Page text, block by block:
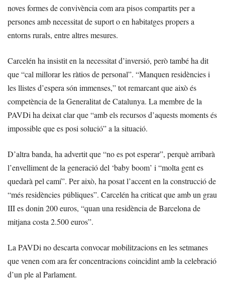
noves formes de convivència com ara pisos compartits per a
persones amb necessitat de suport o en habitatges propers a
entorns rurals, entre altres mesures.
Carcelén ha insistit en la necessitat d’inversió, però també ha dit
que “cal millorar les ràtios de personal”. “Manquen residències i
les llistes d’espera són immenses,” tot remarcant que això és
competència de la Generalitat de Catalunya. La membre de la
PAVDi ha deixat clar que “amb els recursos d’aquests moments és
impossible que es posi solució” a la situació.
D’altra banda, ha advertit que “no es pot esperar”, perquè arribarà
l’envelliment de la generació del ‘baby boom’ i “molta gent es
quedarà pel camí”. Per això, ha posat l’accent en la construcció de
“més residències públiques”. Carcelén ha criticat que amb un grau
III es donin 200 euros, “quan una residència de Barcelona de
mitjana costa 2.500 euros”.
La PAVDi no descarta convocar mobilitzacions en les setmanes
que venen com ara fer concentracions coincidint amb la celebració
d’un ple al Parlament.